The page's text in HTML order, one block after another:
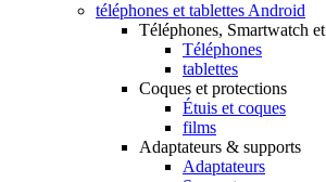
téléphones et tablettes Android
Téléphones, Smartwatch
Téléphones
tablettes
Coques et protections
Étuis et coques
films
Adaptateurs & supports
Adaptateurs